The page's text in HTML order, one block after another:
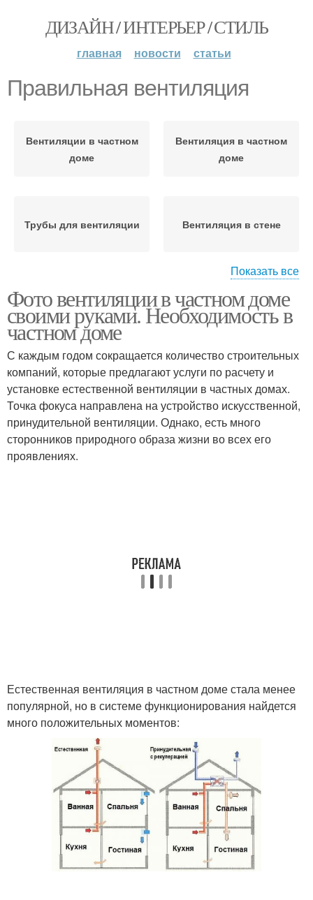
ДИЗАЙН / ИНТЕРЬЕР / СТИЛЬ
главная новости статьи
Правильная вентиляция
Вентиляции в частном
доме
Вентиляция в частном
доме
Трубы для вентиляции Вентиляция в стене
Правильный монтаж Приточная вентиляция
Простая вентиляция Вентиляция в доме
Вентиляция в гараже
Естественная
вентиляция
яме
Воздуховод для
вентиляции
Вентиляция в ванной
комнате
Показать все
Фото вентиляции в частном доме
своими руками. Необходимость в
частном доме
С каждым годом сокращается количество строительных
компаний, которые предлагают услуги по расчету и
установке естественной вентиляции в частных домах.
Точка фокуса направлена на устройство искусственной,
принудительной вентиляции. Однако, есть много
сторонников природного образа жизни во всех его
проявлениях.
Естественная вентиляция в частном доме стала менее
популярной, но в системе функционирования найдется
много положительных моментов: